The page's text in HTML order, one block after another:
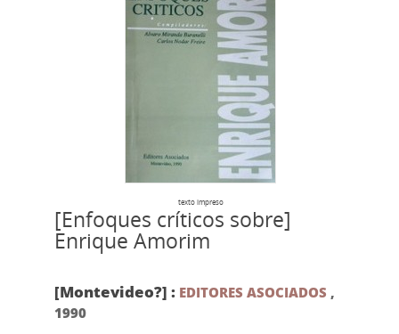
texto impreso
[Enfoques críticos sobre]
Enrique Amorim
[Montevideo?] : EDITORES ASOCIADOS ,
1990